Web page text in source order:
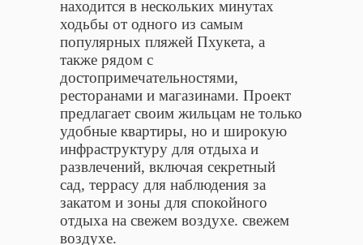
находится в нескольких минутах
ходьбы от одного из самым
популярных пляжей Пхукета, а
также рядом с
достопримечательностями,
ресторанами и магазинами. Проект
предлагает своим жильцам не только
удобные квартиры, но и широкую
инфраструктуру для отдыха и
развлечений, включая секретный
сад, террасу для наблюдения за
закатом и зоны для спокойного
отдыха на свежем воздухе. свежем
воздухе.